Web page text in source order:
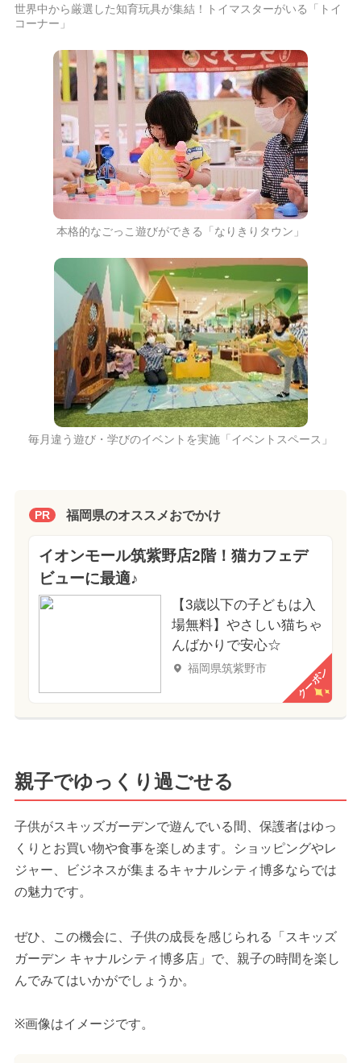
世界中から厳選した知育玩具が集結！トイマスターがいる「トイ
コーナー」
本格的なごっこ遊びができる「なりきりタウン」
毎月違う遊び・学びのイベントを実施「イベントスペース」
PR 福岡県のオススメおでかけ
イオンモール筑紫野店2階！猫カフェデ
ビューに最適♪
【3歳以下の子どもは入
場無料】やさしい猫ちゃ
んばかりで安心☆
福岡県筑紫野市 クーポン
親子でゆっくり過ごせる
子供がスキッズガーデンで遊んでいる間、保護者はゆっ
くりとお買い物や食事を楽しめます。ショッピングやレ
ジャー、ビジネスが集まるキャナルシティ博多ならでは
の魅力です。
ぜひ、この機会に、子供の成長を感じられる「スキッズ
ガーデン キャナルシティ博多店」で、親子の時間を楽し
んでみてはいかがでしょうか。
※画像はイメージです。